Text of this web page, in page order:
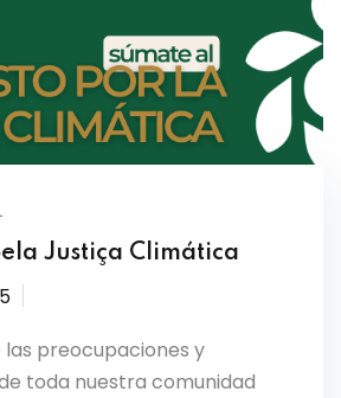
Justiça Climática
las preocupaciones y
toda nuestra comunidad